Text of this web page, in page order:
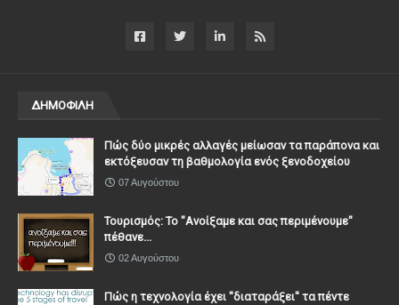
ΔΗΜΟΦΙΛΗ
Πώς δύο μικρές αλλαγές μείωσαν τα παράπονα και
εκτόξευσαν τη βαθμολογία ενός ξενοδοχείου
07 Αυγούστου
Τουρισμός: Το "Ανοίξαμε και σας περιμένουμε"
πέθανε...
02 Αυγούστου
Πώς η τεχνολογία έχει ''διαταράξει'' τα πέντε